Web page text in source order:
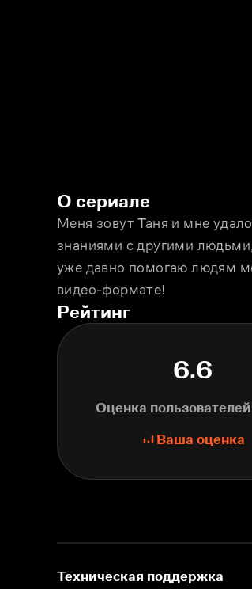
О сериале
Меня зовут Таня и мне
знаниями с другими
уже давно помогаю людям
видео-формате!
Рейтинг
6.6
Оценка
Ваша оценка
Техническая поддержка